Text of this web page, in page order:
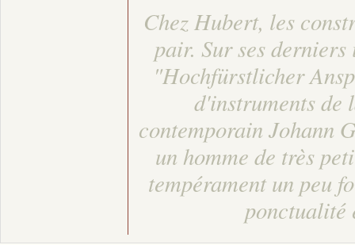
Chez Hubert, les
pair. Sur ses
"Hochfürstlicher
d'instruments de
contemporain Johann
un homme de très
tempérament un peu
ponctualité